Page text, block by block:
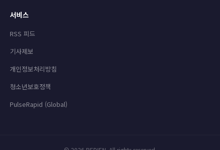
서비스
RSS 피드
기사제보
개인정보처리방침
청소년보호정책
PulseRapid (Global)